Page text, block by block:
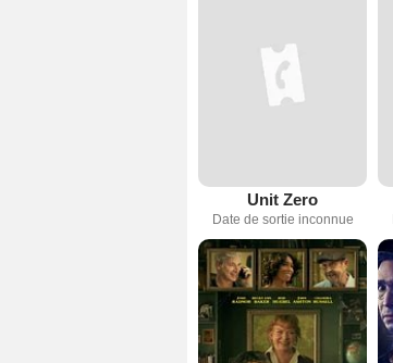
Unit Zero
Date de sortie inconnue